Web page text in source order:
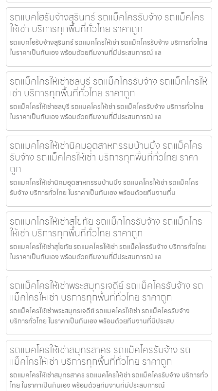
รถแบคโฮรับจ้างสุรินทร์ รถแม็คโครรับจ้าง รถแม็คโคร
ให้เช่า บริการทุกพื้นที่ทั่วไทย ราคาถูก
รถแบคโฮรับจ้างสุรินทร์ รถแมคโครให้เช่า รถแม็คโครรับจ้าง บริการทั่วไทย
ในราคาเป็นกันเอง พร้อมด้วยทีมงานที่มีประสบการณ์ แล
รถแม็คโครให้เช่าชลบุรี รถแม็คโครรับจ้าง รถแม็คโครให้
เช่า บริการทุกพื้นที่ทั่วไทย ราคาถูก
รถแม็คโครให้เช่าชลบุรี รถแมคโครให้เช่า รถแม็คโครรับจ้าง บริการทั่วไทย
ในราคาเป็นกันเอง พร้อมด้วยทีมงานที่มีประสบการณ์ แล
รถแมคโครให้เช่านิคมอุตสาหกรรมบ้านบึง รถแม็คโคร
รับจ้าง รถแม็คโครให้เช่า บริการทุกพื้นที่ทั่วไทย ราคา
ถูก
รถแมคโครให้เช่านิคมอุตสาหกรรมบ้านบึง รถแมคโครให้เช่า รถแม็คโคร
รับจ้าง บริการทั่วไทย ในราคาเป็นกันเอง พร้อมด้วยทีมงานที่ม
รถแมคโครให้เช่าสุโขทัย รถแม็คโครรับจ้าง รถแม็คโคร
ให้เช่า บริการทุกพื้นที่ทั่วไทย ราคาถูก
รถแมคโครให้เช่าสุโขทัย รถแมคโครให้เช่า รถแม็คโครรับจ้าง บริการทั่วไทย
ในราคาเป็นกันเอง พร้อมด้วยทีมงานที่มีประสบการณ์ แล
รถแม็คโครให้เช่าพระสมุทรเจดีย์ รถแม็คโครรับจ้าง รถ
แม็คโครให้เช่า บริการทุกพื้นที่ทั่วไทย ราคาถูก
รถแม็คโครให้เช่าพระสมุทรเจดีย์ รถแมคโครให้เช่า รถแม็คโครรับจ้าง
บริการทั่วไทย ในราคาเป็นกันเอง พร้อมด้วยทีมงานที่มีประสบ
รถแมคโครให้เช่าสมุทรสาคร รถแม็คโครรับจ้าง รถ
แม็คโครให้เช่า บริการทุกพื้นที่ทั่วไทย ราคาถูก
รถแมคโครให้เช่าสมุทรสาคร รถแมคโครให้เช่า รถแม็คโครรับจ้าง บริการทั่ว
ไทย ในราคาเป็นกันเอง พร้อมด้วยทีมงานที่มีประสบการณ์